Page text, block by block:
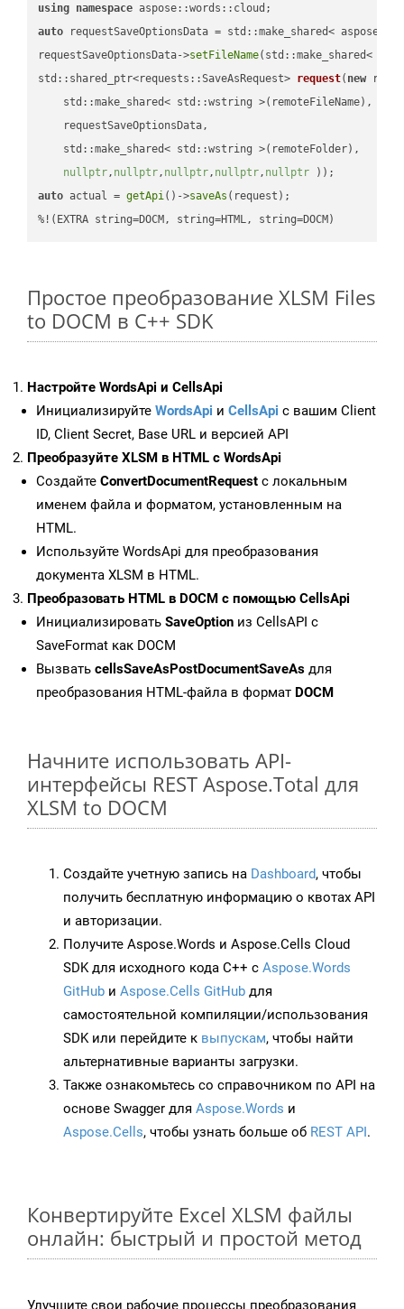
using namespace
auto requestSaveOptionsData = std::make_shared<
requestSaveOptionsData->setFileName(std::make_shared<
std::shared_ptr<requests::SaveAsRequest> request( new
    std::make_shared< std::wstring >(remoteFileName),
    requestSaveOptionsData,
    std::make_shared< std::wstring >(remoteFolder),
nullptr, nullptr, nullptr, nullptr, nullptr ))
auto actual = getApi()->saveAs (request);
%!(EXTRA string=DOCM, string=HTML, string=DOCM)
Простое преобразование XLSM Files
to DOCM в C++ SDK
Настройте WordsApi и CellsApi
Инициализируйте WordsApi и CellsApi с вашим Client
ID, Client Secret, Base URL и версией API
Преобразуйте XLSM в HTML с WordsApi
Создайте ConvertDocumentRequest с локальным
именем файла и форматом, установленным на
HTML.
Используйте WordsApi для преобразования
документа XLSM в HTML.
Преобразовать HTML в DOCM с помощью CellsApi
Инициализировать SaveOption из CellsAPI с
SaveFormat как DOCM
Вызвать cellsSaveAsPostDocumentSaveAs для
преобразования HTML-файла в формат DOCM
Начните использовать API-
интерфейсы REST Aspose.Total для
XLSM to DOCM
Создайте учетную запись на Dashboard, чтобы
получить бесплатную информацию о квотах API
и авторизации.
Получите Aspose.Words и Aspose.Cells Cloud
SDK для исходного кода C++ с Aspose.Words
GitHub и Aspose.Cells GitHub для
самостоятельной компиляции/использования
SDK или перейдите к выпускам, чтобы найти
альтернативные варианты загрузки.
Также ознакомьтесь со справочником по API на
основе Swagger для Aspose.Words и
Aspose.Cells, чтобы узнать больше об REST API.
Конвертируйте Excel XLSM файлы
онлайн: быстрый и простой метод
Улучшите свои рабочие процессы преобразования